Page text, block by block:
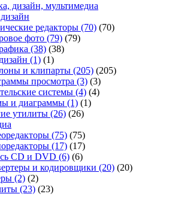
дизайн, мультимедиа
редакторы (70) (70)
фото (79) (79)
(38) (38)
(1) (1)
и клипарты (205) (205)
просмотра (3) (3)
системы (4) (4)
и диаграммы (1) (1)
утилиты (26) (26)
(75) (75)
(17) (17)
CD и DVD (6) (6)
и кодировщики (20) (20)
(2) (2)
(23) (23)